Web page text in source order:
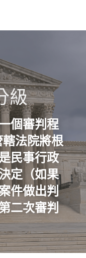
問
級
個審判程
法院將根
民事行政
定（如果
件做出判
二次審判